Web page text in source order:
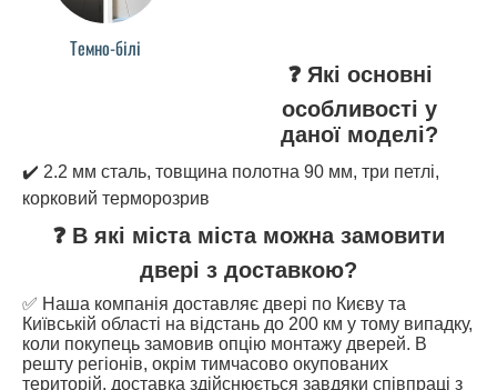
Темно-білі
❓ Які основні
особливості у
даної моделі?
✔️ 2.2 мм сталь, товщина полотна 90 мм, три петлі,
корковий терморозрив
❓ В які міста міста можна замовити
двері з доставкою?
✅ Наша компанія доставляє двері по Києву та
Київській області на відстань до 200 км у тому випадку,
коли покупець замовив опцію монтажу дверей. В
решту регіонів, окрім тимчасово окупованих
територій, доставка здійснюється завдяки співпраці з